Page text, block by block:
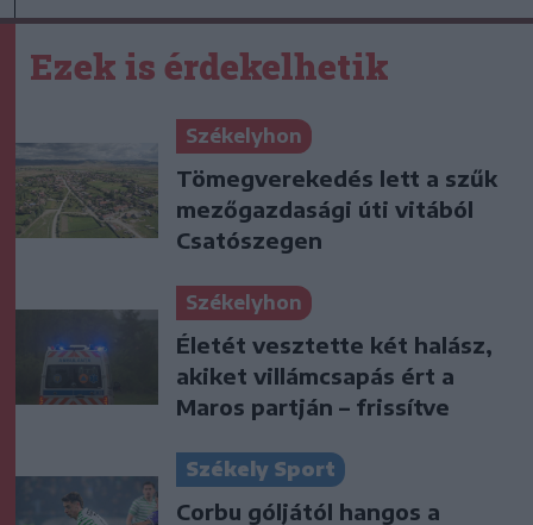
Ezek is érdekelhetik
Székelyhon
Tömegverekedés lett a szűk
mezőgazdasági úti vitából
Csatószegen
Székelyhon
Életét vesztette két halász,
akiket villámcsapás ért a
Maros partján – frissítve
Székely Sport
Corbu góljától hangos a